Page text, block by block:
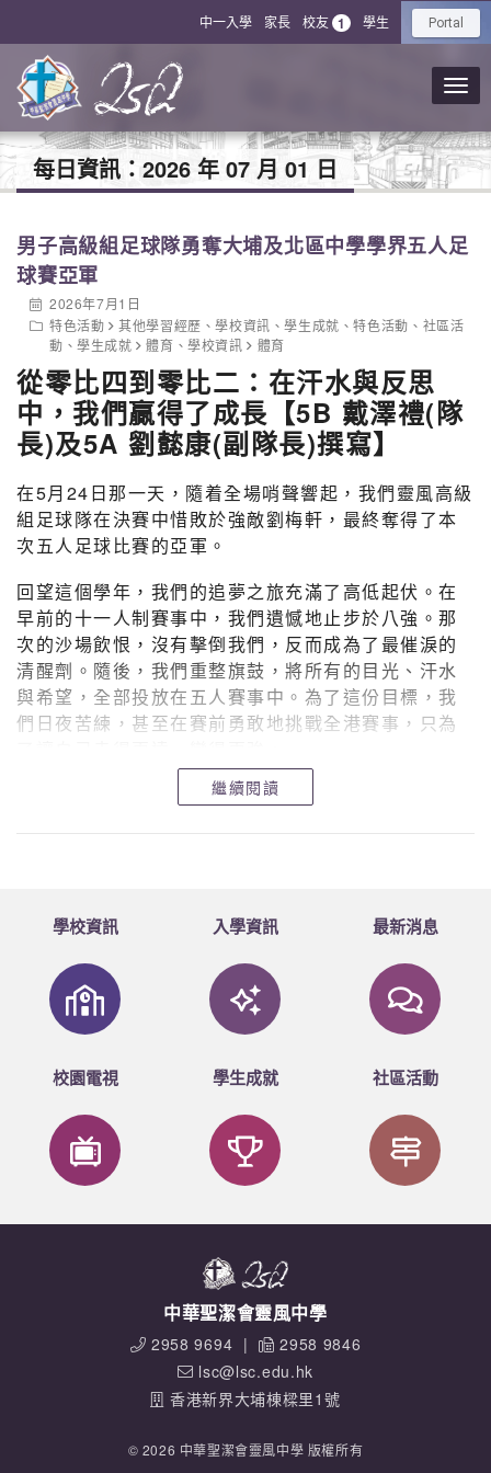
中一入學 家長 校友 1 學生 Portal
每日資訊： 2026 年 07 月 01 日
男子高級組足球隊勇奪大埔及北區中學學界五人足
球賽亞軍
2026年7月1日
特色活動
其他學習經歷 、學校資訊 、學生成就 、特色活動 、 社區活
動 、學生成就 體育 、學校資訊 體育
從零比四到零比二：在汗水與反思
中，我們贏得了成長【5B 戴澤禮(隊
長)及5A 劉懿康(副隊長)撰寫】
在5月24日那一天，隨着全場哨聲響起，我們靈風高級
組足球隊在決賽中惜敗於強敵劉梅軒，最終奪得了本
次五人足球比賽的亞軍。
回望這個學年，我們的追夢之旅充滿了高低起伏。在
早前的十一人制賽事中，我們遺憾地止步於八強。那
次的沙場飲恨，沒有擊倒我們，反而成為了最催淚的
清醒劑。隨後，我們重整旗鼓，將所有的目光、汗水
與希望，全部投放在五人賽事中。為了這份目標，我
們日夜苦練，甚至在賽前勇敢地挑戰全港賽事，只為
然而，現實的考驗往往比想像中更為殘酷。小組賽首
那我們就真的輸了。但我們沒有。在挫折過後，我們
術，將整體防線退後，加強防守的專注度。緊接而來
的次場比賽，全隊頂住巨大的心理壓力，以1比0險
勝，驚險挺進淘汰賽。
正是這份不服輸的韌性，開啟了我們的蛻變之路。進
形了最核心的陣式，更燃起了全隊的鬥志；隨後在八
強戰中，我們以3比1小勝圓玄二中；來到四強準決
賽，我們再以1比0力克沐恩，一步一腳印，憑着無數
決賽那天，是一場真正的龍爭虎鬥。經歷過首輪大敗
的洗禮，這次我們準備充足，不僅徹底執行了新戰
術，整隊的專注度更提升到了極致。雖然由於實力上
確實存在差距，我們最終以0比2再度落敗，但這一
次，沒有人流下屈辱的眼淚。
一個學年的汗水、淚水與集體智慧。在這次賽事中，
繼續閱讀
學校資訊 入學資訊 最新消息
校園電視 學生成就 社區活動
中華聖潔會靈風中學
2958 9694 |
2958 9846
lsc@lsc.edu.hk
香港新界大埔棟樑里1號
© 2026 中華聖潔會靈風中學 版權所有